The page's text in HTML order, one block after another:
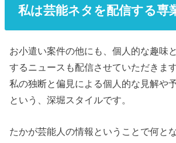
私は芸能ネタを配信する専
お小遣い案件の他にも、個人的な趣味
するニュースも配信させていただきます
私の独断と偏見による個人的な見解や
という、深堀スタイルです。
たかが芸能人の情報ということで何と